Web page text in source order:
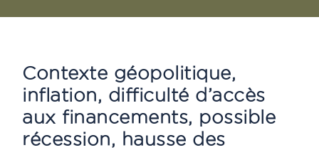
Contexte géopolitique,
inflation, difficulté d’accès
aux financements, possible
récession, hausse des